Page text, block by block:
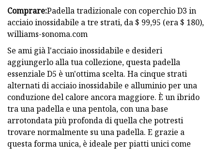
Comprare:Padella tradizionale con coperchio D3 in
acciaio inossidabile a tre strati, da $ 99,95 (era $ 180),
williams-sonoma.com
Se ami già l'acciaio inossidabile e desideri
aggiungerlo alla tua collezione, questa padella
essenziale D5 è un'ottima scelta. Ha cinque strati
alternati di acciaio inossidabile e alluminio per una
conduzione del calore ancora maggiore. È un ibrido
tra una padella e una pentola, con una base
arrotondata più profonda di quella che potresti
trovare normalmente su una padella. E grazie a
questa forma unica, è ideale per piatti unici come